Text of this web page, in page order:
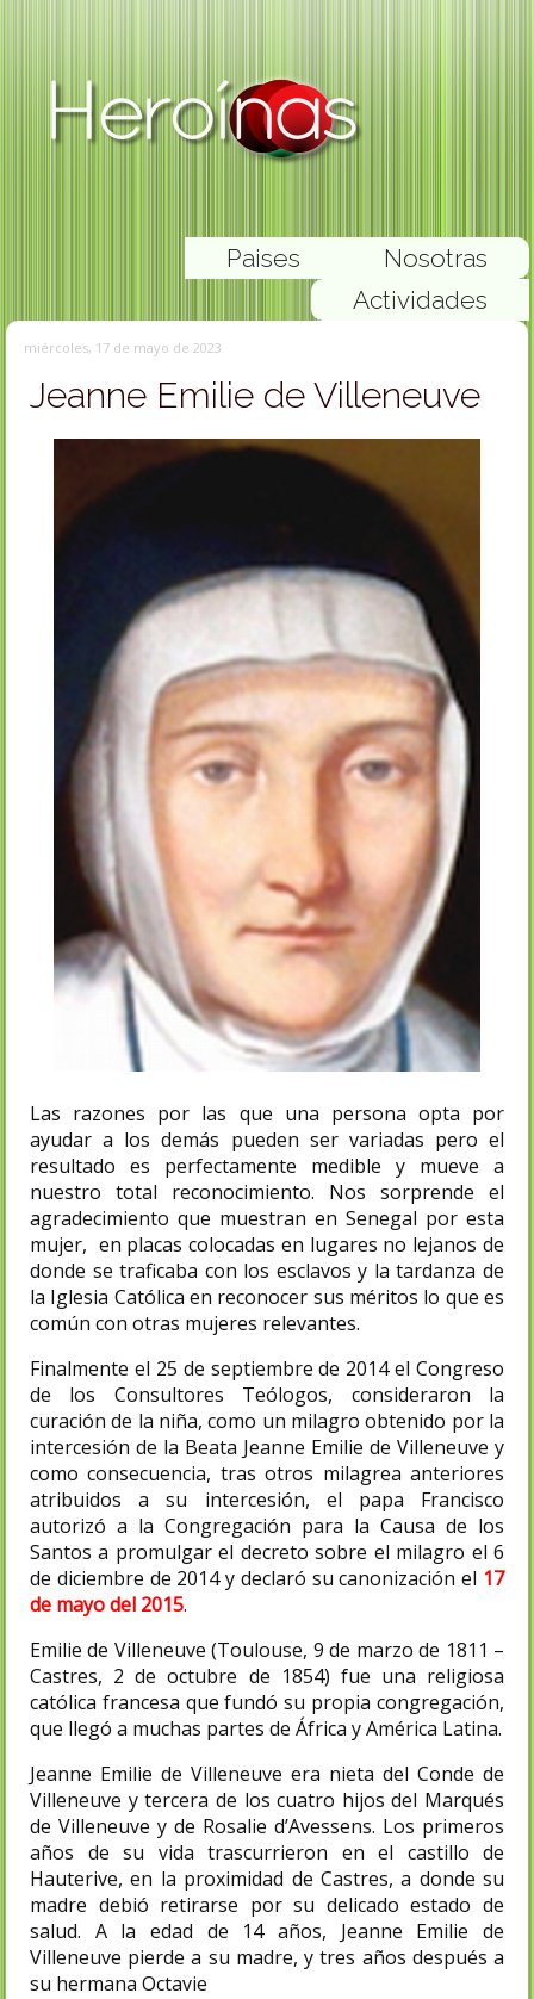
Nosotras
Paises
Actividades
miércoles, 17 de mayo de 2023
Jeanne Emilie de Villeneuve
Las razones por las que una persona opta por
ayudar a los demás pueden ser variadas pero el
resultado es perfectamente medible y mueve a
nuestro total reconocimiento. Nos sorprende el
agradecimiento que muestran en Senegal por esta
mujer, en placas colocadas en lugares no lejanos de
donde se traficaba con los esclavos y la tardanza de
la Iglesia Católica en reconocer sus méritos lo que es
común con otras mujeres relevantes.
Finalmente el 25 de septiembre de 2014 el Congreso
de los Consultores Teólogos, consideraron la
curación de la niña, como un milagro obtenido por la
intercesión de la Beata Jeanne Emilie de Villeneuve y
como consecuencia, tras otros milagrea anteriores
atribuidos a su intercesión, el papa Francisco
autorizó a la Congregación para la Causa de los
Santos a promulgar el decreto sobre el milagro el 6
de diciembre de 2014 y declaró su canonización el 17
de mayo del 2015.
Emilie de Villeneuve (Toulouse, 9 de marzo de 1811 –
Castres, 2 de octubre de 1854) fue una religiosa
católica francesa que fundó su propia congregación,
que llegó a muchas partes de África y América Latina.
Jeanne Emilie de Villeneuve era nieta del Conde de
Villeneuve y tercera de los cuatro hijos del Marqués
de Villeneuve y de Rosalie d’Avessens. Los primeros
años de su vida trascurrieron en el castillo de
Hauterive, en la proximidad de Castres, a donde su
madre debió retirarse por su delicado estado de
salud. A la edad de 14 años, Jeanne Emilie de
Villeneuve pierde a su madre, y tres años después a
su hermana Octavie